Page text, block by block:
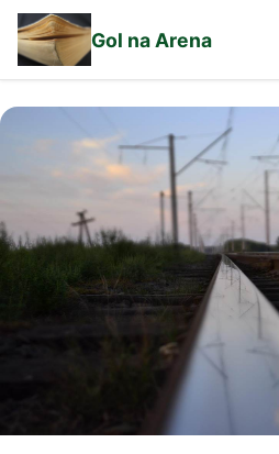
Gol na Arena